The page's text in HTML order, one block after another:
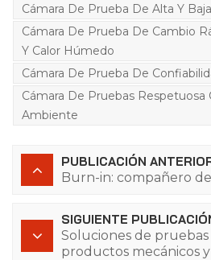
Cámara De Prueba De Alta Y
Cámara De Prueba De Cambio
Y Calor Húmedo
Cámara De Prueba De
Cámara De Pruebas Respetuosa
Ambiente
PUBLICACIÓN
Burn-in: compañero
SIGUIENTE
Soluciones de
productos mecánicos